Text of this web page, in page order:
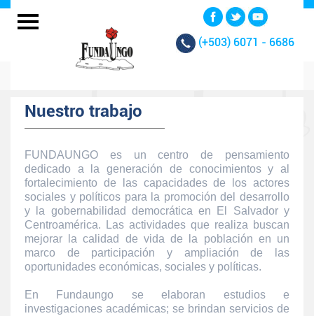
(+503) 6071 - 6686
Nuestro trabajo
FUNDAUNGO es un centro de pensamiento
dedicado a la generación de conocimientos y al
fortalecimiento de las capacidades de los actores
sociales y políticos para la promoción del desarrollo
y la gobernabilidad democrática en El Salvador y
Centroamérica. Las actividades que realiza buscan
mejorar la calidad de vida de la población en un
marco de participación y ampliación de las
oportunidades económicas, sociales y políticas.
En Fundaungo se elaboran estudios e
investigaciones académicas; se brindan servicios de